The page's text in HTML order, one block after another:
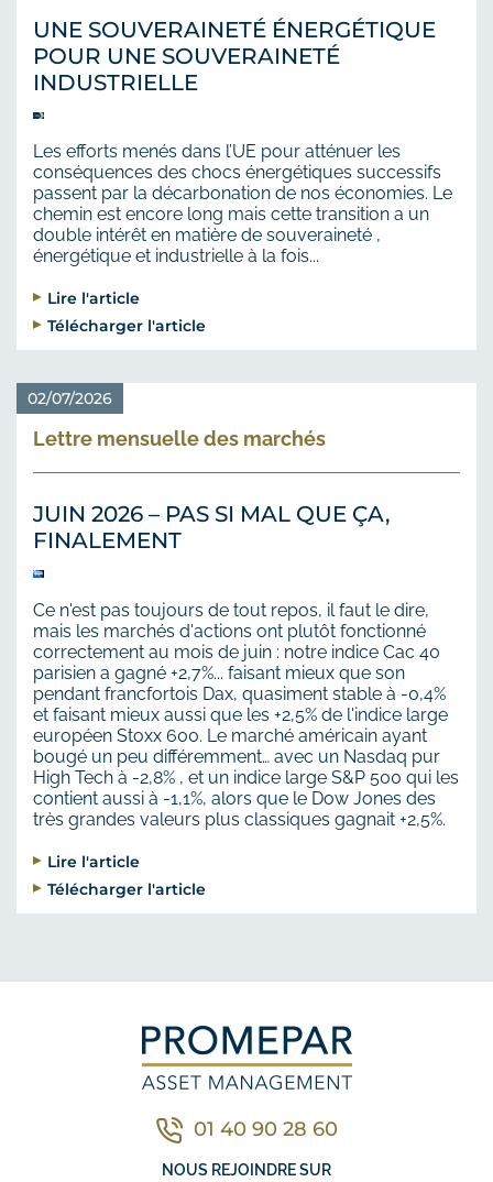
UNE SOUVERAINETÉ ÉNERGÉTIQUE
POUR UNE SOUVERAINETÉ
INDUSTRIELLE
Les efforts menés dans l’UE pour atténuer les
conséquences des chocs énergétiques successifs
passent par la décarbonation de nos économies. Le
chemin est encore long mais cette transition a un
double intérêt en matière de souveraineté ,
énergétique et industrielle à la fois...
Lire l'article
Télécharger l'article
02/07/2026
Lettre mensuelle des marchés
JUIN 2026 – PAS SI MAL QUE ÇA,
FINALEMENT
Ce n'est pas toujours de tout repos, il faut le dire,
mais les marchés d'actions ont plutôt fonctionné
correctement au mois de juin : notre indice Cac 40
parisien a gagné +2,7%... faisant mieux que son
pendant francfortois Dax, quasiment stable à -0,4%
et faisant mieux aussi que les +2,5% de l'indice large
européen Stoxx 600. Le marché américain ayant
bougé un peu différemment… avec un Nasdaq pur
High Tech à -2,8% , et un indice large S&P 500 qui les
contient aussi à -1,1%, alors que le Dow Jones des
très grandes valeurs plus classiques gagnait +2,5%.
Lire l'article
Télécharger l'article
01 40 90 28 60
NOUS REJOINDRE SUR